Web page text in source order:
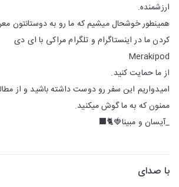
ارزشمنده.
همینطور خوشحال میشیم که ما رو به دوستانتون
کردن ما در اینستاگرام و تلگرام مراکی با ای دی
Merakipod
از ما حمایت کنید.
امیدواریم این سفر رو دوست داشته باشید و از
ممنون که به ما گوش میکنید.
_آیسان و مبینا🍓🐈‍⬛
با صدای